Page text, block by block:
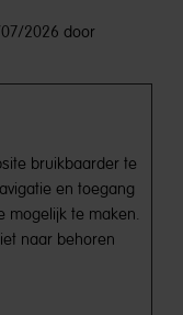
2026 door
bruikbaarder te
en toegang
mogelijk te maken.
naar behoren